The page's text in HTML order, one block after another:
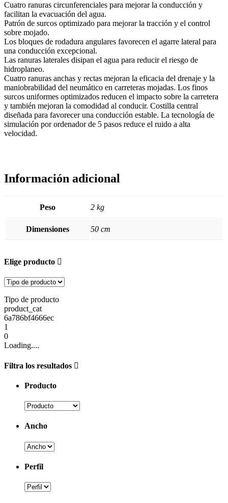
Cuatro ranuras circunferenciales para mejorar la conducción y
facilitan la evacuación del agua.
Patrón de surcos optimizado para mejorar la tracción y el control
sobre mojado.
Los bloques de rodadura angulares favorecen el agarre lateral para
una conducción excepcional.
Las ranuras laterales disipan el agua para reducir el riesgo de
hidroplaneo.
Cuatro ranuras anchas y rectas mejoran la eficacia del drenaje y la
maniobrabilidad del neumático en carreteras mojadas. Los finos
surcos uniformes optimizados reducen el impacto sobre la carretera
y también mejoran la comodidad al conducir. Costilla central
diseñada para favorecer una conducción estable. La tecnología de
simulación por ordenador de 5 pasos reduce el ruido a alta
velocidad.
Información adicional
Peso 2 kg
Dimensiones 50 cm
Elige producto
Tipo de producto
product_cat
6a786bf4666ec
1
0
Loading....
Filtra los resultados
Producto
Ancho
Perfil